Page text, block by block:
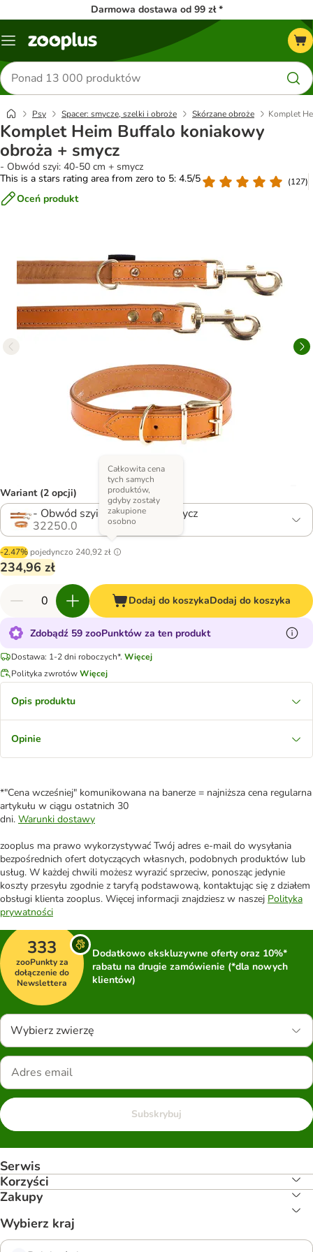
Darmowa dostawa od 99 zł *
Menu
Szukaj
produktów
Psy Spacer: smycze, szelki i obroże Skórzane obroże Komplet
Komplet Heim Buffalo koniakowy
obroża + smycz
- Obwód szyi: 40-50 cm + smycz
This is a stars rating area from zero to 5: 4.5/5
(127)
Oceń produkt
Wariant (2 opcji)
- Obwód szyi: 40-50 cm + smycz
32250.0
-2.47% pojedynczo 240,92 zł
Całkowita cena
tych samych
produktów,
gdyby zostały
zakupione
osobno
234,96 zł
Dodaj do koszykaDodaj do koszyka
Zdobądź 59 zooPunktów za ten produkt
Dostawa: 1-2 dni roboczych*. Więcej
Polityka zwrotówWięcej
Opis produktu
Opinie
*"Cena wcześniej" komunikowana na banerze = najniższa cena regularna
artykułu w ciągu ostatnich 30
dni. Warunki dostawy
zooplus ma prawo wykorzystywać Twój adres e-mail do wysyłania
bezpośrednich ofert dotyczących własnych, podobnych produktów lub
usług. W każdej chwili możesz wyrazić sprzeciw, ponosząc jedynie
koszty przesyłu zgodnie z taryfą podstawową, kontaktując się z działem
obsługi klienta zooplus. Więcej informacji znajdziesz w naszej Polityka
prywatności
333
zooPunkty za
dołączenie do
Newslettera
Dodatkowo ekskluzywne oferty oraz 10%*
rabatu na drugie zamówienie (*dla nowych
klientów)
Wybierz zwierzę
Subskrybuj
Serwis
Korzyści
Zakupy
Wybierz kraj